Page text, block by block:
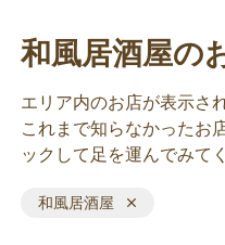
和風居酒屋の
エリア内のお店が表示さ
これまで知らなかったお
ックして足を運んでみて
和風居酒屋